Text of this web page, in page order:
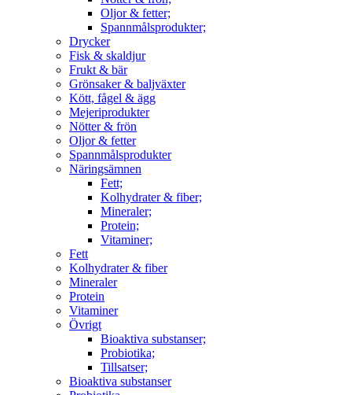
Oljor & fetter;
Spannmålsprodukter;
Drycker
Fisk & skaldjur
Frukt & bär
Grönsaker & baljväxter
Kött, fågel & ägg
Mejeriprodukter
Nötter & frön
Oljor & fetter
Spannmålsprodukter
Näringsämnen
Fett;
Kolhydrater & fiber;
Mineraler;
Protein;
Vitaminer;
Fett
Kolhydrater & fiber
Mineraler
Protein
Vitaminer
Övrigt
Bioaktiva substanser;
Probiotika;
Tillsatser;
Bioaktiva substanser